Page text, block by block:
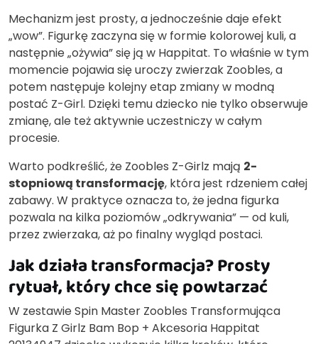
Mechanizm jest prosty, a jednocześnie daje efekt
„wow”. Figurkę zaczyna się w formie kolorowej kuli, a
następnie „ożywia” się ją w Happitat. To właśnie w tym
momencie pojawia się uroczy zwierzak Zoobles, a
potem następuje kolejny etap zmiany w modną
postać Z-Girl. Dzięki temu dziecko nie tylko obserwuje
zmianę, ale też aktywnie uczestniczy w całym
procesie.
Warto podkreślić, że Zoobles Z-Girlz mają 2-
stopniową transformację, która jest rdzeniem całej
zabawy. W praktyce oznacza to, że jedna figurka
pozwala na kilka poziomów „odkrywania” — od kuli,
przez zwierzaka, aż po finalny wygląd postaci.
Jak działa transformacja? Prosty
rytuał, który chce się powtarzać
W zestawie Spin Master Zoobles Transformująca
Figurka Z Girlz Bam Bop + Akcesoria Happitat